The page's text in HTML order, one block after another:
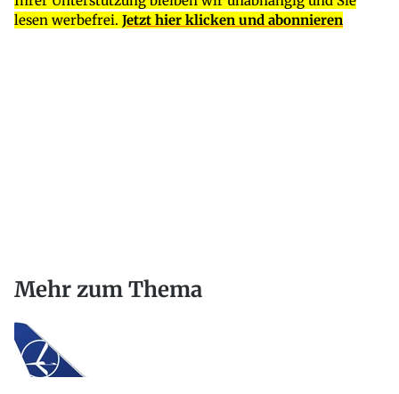
lesen werbefrei. Jetzt hier klicken und abonnieren
Mehr zum Thema